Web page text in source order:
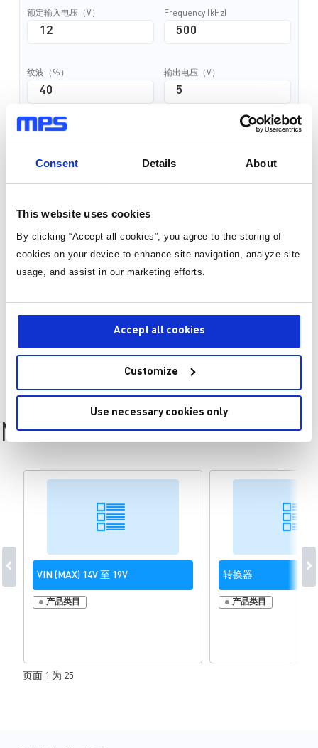
Consent Details About
This website uses cookies
By clicking “Accept all cookies”, you agree to the storing of
cookies on your device to enhance site navigation, analyze site
usage, and assist in our marketing efforts.
Accept all cookies
Customize
Use necessary cookies only
额定输入电压（V） Frequency (kHz)
纹波（%） 输出电压（V）
最大输出电流（A）
MP1497 Resources
VIN (MAX) 14V 至 19V
产品类目
转换器
产品类目
页面 1 为 25